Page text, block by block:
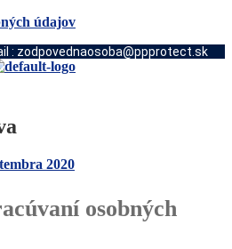
údajov
: zodpovednaosoba@ppprotect.sk
2020
osobných